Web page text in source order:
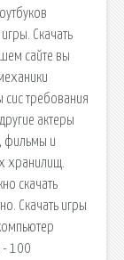
Скачать
сайте вы
сис требования
актеры
фильмы и
хранилищ.
скачать
Скачать игры
- 100